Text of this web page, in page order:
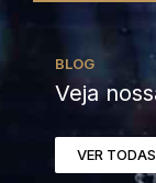
BLOG
Veja
VER TODAS